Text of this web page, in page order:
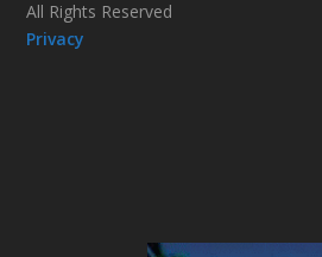
All Rights Reserved
Privacy